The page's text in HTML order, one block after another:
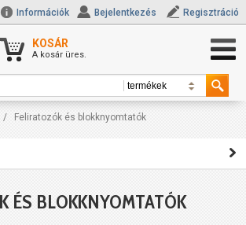
Információk Bejelentkezés Regisztráció
KOSÁR
A kosár üres.
/ Feliratozók és blokknyomtatók
ÉS BLOKKNYOMTATÓK